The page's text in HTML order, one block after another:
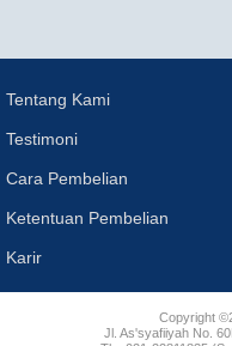
Tentang Kami
Testimoni
Cara Pembelian
Ketentuan Pembelian
Karir
Copyright
Jl. As'syafiiyah No.